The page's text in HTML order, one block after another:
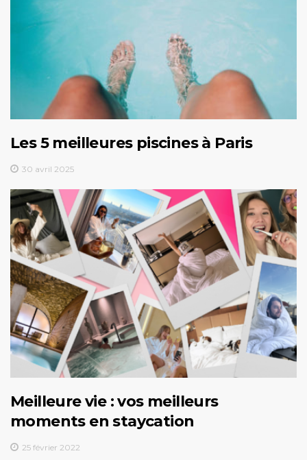
Les 5 meilleures piscines à Paris
30 avril 2025
Meilleure vie : vos meilleurs
moments en staycation
25 février 2022